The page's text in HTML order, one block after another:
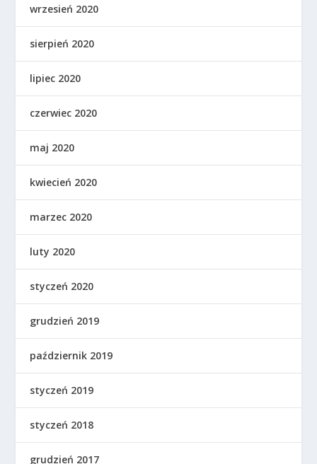
wrzesień 2020
sierpień 2020
lipiec 2020
czerwiec 2020
maj 2020
kwiecień 2020
marzec 2020
luty 2020
styczeń 2020
grudzień 2019
październik 2019
styczeń 2019
styczeń 2018
grudzień 2017